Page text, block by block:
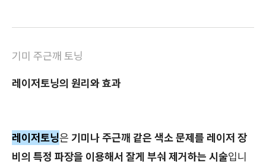
기미 주근깨 토닝
레이저토닝의 원리와 효과
레이저토닝은 기미나 주근깨 같은 색소 문제를 레이저 장
비의 특정 파장을 이용해서 잘게 부숴 제거하는 시술입니